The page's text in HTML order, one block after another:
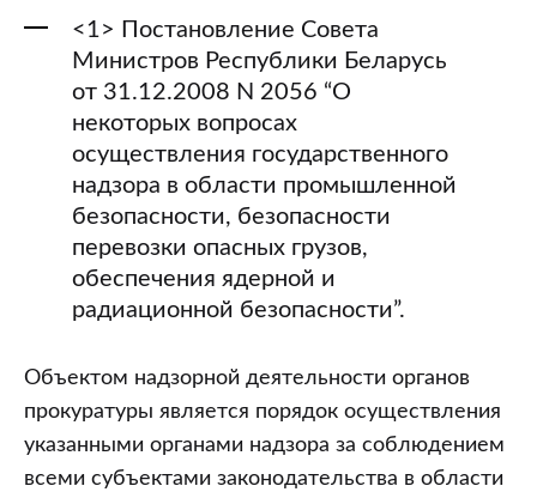
<1> Постановление Совета
Министров Республики Беларусь
от 31.12.2008 N 2056 “О
некоторых вопросах
осуществления государственного
надзора в области промышленной
безопасности, безопасности
перевозки опасных грузов,
обеспечения ядерной и
радиационной безопасности”.
Объектом надзорной деятельности органов
прокуратуры является порядок осуществления
указанными органами надзора за соблюдением
всеми субъектами законодательства в области